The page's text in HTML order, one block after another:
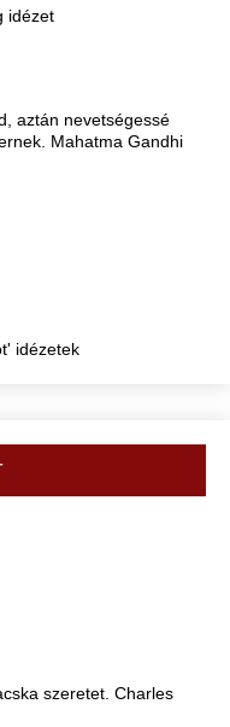
idézet
aztán nevetségessé
Mahatma Gandhi
idézetek
szeretet. Charles